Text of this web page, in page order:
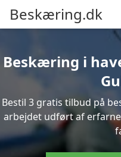
Beskæring.dk
Beskæring i
Bestil 3 gratis tilbud på
arbejdet udført af